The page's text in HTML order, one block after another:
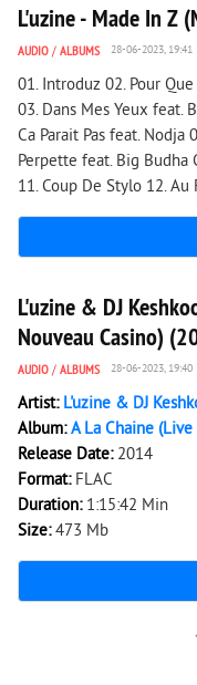
L'uzine - Made In Z
AUDIO / ALBUMS 28-06-2023, 19:41
01. Introduz 02. Pour
03. Dans Mes Yeux feat.
Ca Parait Pas feat. Nodja
Perpette feat. Big Budha
11. Coup De Stylo 12. Au
2 839 0
L'uzine & DJ
Nouveau Casino)
AUDIO / ALBUMS 28-06-2023, 19:40
Artist: L'uzine & DJ
Album:A La Chaine
Release Date: 2014
Format: FLAC
Duration: 1:15:42 Min
Size:473 Mb